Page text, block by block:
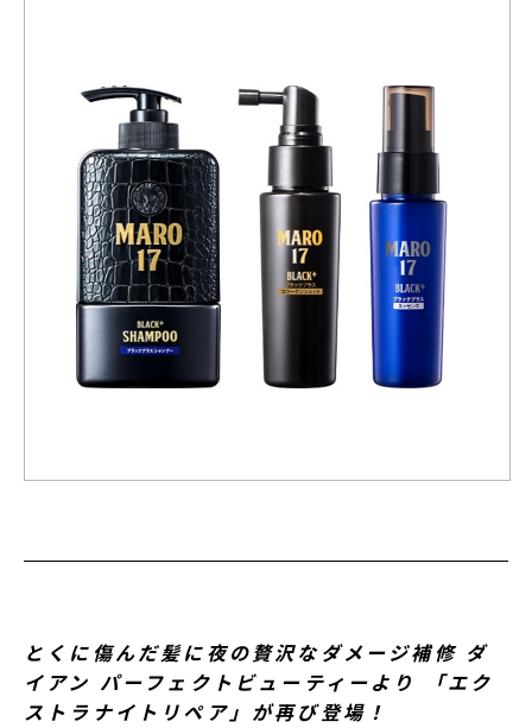
とくに傷んだ髪に夜の贅沢なダメージ補修 ダ
イアン パーフェクトビューティーより 「エク
ストラナイトリペア」が再び登場！